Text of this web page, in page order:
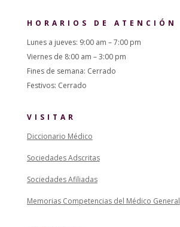
HORARIOS DE ATENCIÓN
Lunes a jueves: 9:00 am – 7:00 pm
Viernes de 8:00 am – 3:00 pm
Fines de semana: Cerrado
Festivos: Cerrado
VISITAR
Diccionario Médico
Sociedades Adscritas
Sociedades Afiliadas
Memorias Competencias del Médico General